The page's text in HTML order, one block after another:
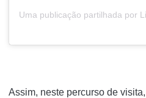
Assim, neste percurso de